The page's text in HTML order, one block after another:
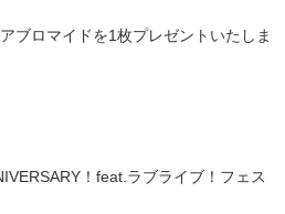
ブロマイドを1枚プレゼントいたしま
！feat.ラブライブ！フェス